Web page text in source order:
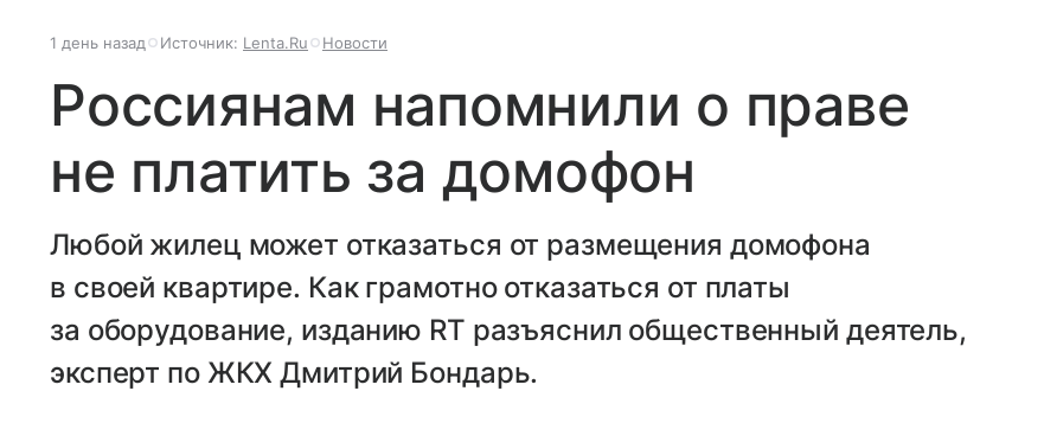
1 день назад Источник: Lenta.Ru Новости
Россиянам напомнили о праве
не платить за домофон
Любой жилец может отказаться от размещения домофона
в своей квартире. Как грамотно отказаться от платы
за оборудование, изданию RT разъяснил общественный деятель,
эксперт по ЖКХ Дмитрий Бондарь.